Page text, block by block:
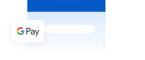
Acheter avec espèces
Virement SEPA